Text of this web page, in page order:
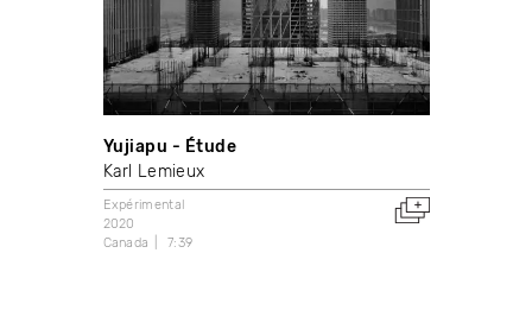
Yujiapu - Étude
Karl Lemieux
Expérimental
2020
Canada
7:39